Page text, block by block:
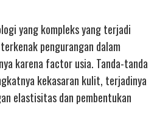
yang kompleks yang terjadi
pengurangan dalam
karena factor usia. Tanda-tanda
kekasaran kulit, terjadinya
elastisitas dan pembentukan